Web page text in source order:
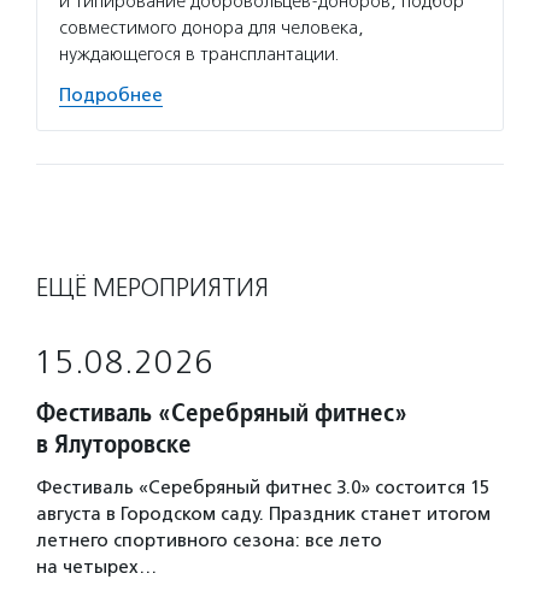
совместимого донора для человека,
нуждающегося в трансплантации.
Подробнее
ЕЩЁ МЕРОПРИЯТИЯ
15.08.2026
Фестиваль «Серебряный фитнес»
в Ялуторовске
Фестиваль «Серебряный фитнес 3.0» состоится 15
августа в Городском саду. Праздник станет итогом
летнего спортивного сезона: все лето
на четырех…